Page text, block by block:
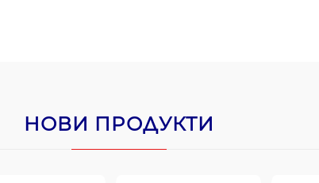
НОВИ ПРОДУКТИ